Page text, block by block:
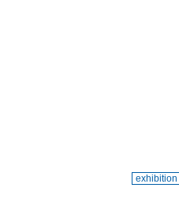
exhibition